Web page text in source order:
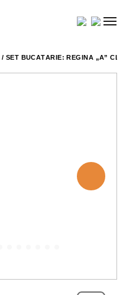
/ SET BUCĂTĂRIE: REGINA „A”